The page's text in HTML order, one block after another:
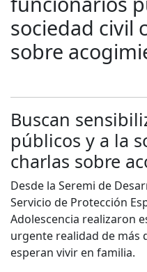
sociedad civil
sobre
Buscan
públicos y a la
charlas sobre
Desde la Seremi de
Servicio de Protección
Adolescencia realizaron
urgente realidad de más
esperan vivir en familia.